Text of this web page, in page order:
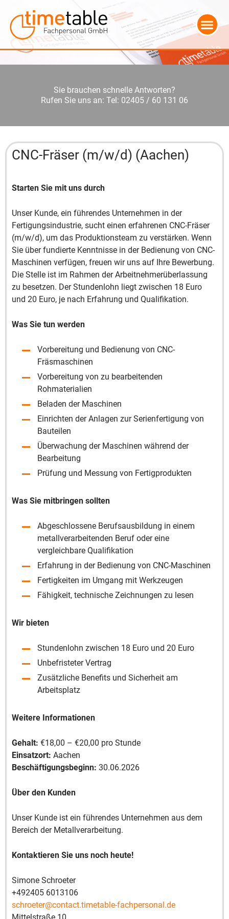
Sie brauchen schnelle Antworten?
Rufen Sie uns an: Tel: 02405 / 60 131 06
CNC-Fräser (m/w/d) (Aachen)
Starten Sie mit uns durch
Unser Kunde, ein führendes Unternehmen in der
Fertigungsindustrie, sucht einen erfahrenen CNC-Fräser
(m/w/d), um das Produktionsteam zu verstärken. Wenn
Sie über fundierte Kenntnisse in der Bedienung von CNC-
Maschinen verfügen, freuen wir uns auf Ihre Bewerbung.
Die Stelle ist im Rahmen der Arbeitnehmerüberlassung
zu besetzen. Der Stundenlohn liegt zwischen 18 Euro
und 20 Euro, je nach Erfahrung und Qualifikation.
Was Sie tun werden
Vorbereitung und Bedienung von CNC-
Fräsmaschinen
Vorbereitung von zu bearbeitenden
Rohmaterialien
Beladen der Maschinen
Einrichten der Anlagen zur Serienfertigung von
Bauteilen
Überwachung der Maschinen während der
Bearbeitung
Prüfung und Messung von Fertigprodukten
Was Sie mitbringen sollten
Abgeschlossene Berufsausbildung in einem
metallverarbeitenden Beruf oder eine
vergleichbare Qualifikation
Erfahrung in der Bedienung von CNC-Maschinen
Fertigkeiten im Umgang mit Werkzeugen
Fähigkeit, technische Zeichnungen zu lesen
Wir bieten
Stundenlohn zwischen 18 Euro und 20 Euro
Unbefristeter Vertrag
Zusätzliche Benefits und Sicherheit am
Arbeitsplatz
Weitere Informationen
Gehalt: €18,00 – €20,00 pro Stunde
Einsatzort: Aachen
Beschäftigungsbeginn: 30.06.2026
Über den Kunden
Unser Kunde ist ein führendes Unternehmen aus dem
Bereich der Metallverarbeitung.
Kontaktieren Sie uns noch heute!
Simone Schroeter
+492405 6013106
schroeter@contact.timetable-fachpersonal.de